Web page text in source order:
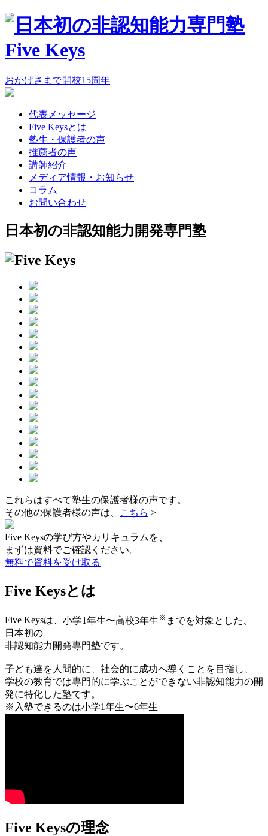
おかげさまで開校15周年
代表メッセージ
Five Keysとは
塾生・保護者の声
推薦者の声
講師紹介
メディア情報・お知らせ
コラム
お問い合わせ
日本初の非認知能力開発専門塾
これらはすべて塾生の保護者様の声です。
その他の保護者様の声は、
こちら >
Five Keysの学び方やカリキュラムを、
まずは資料でご確認ください。
無料で資料を受け取る
Five Keysとは
Five Keysは、 小学1年生〜高校3年生 ※ までを対象とした、
日本初の
非認知能力開発専門塾です。
子ども達を人間的に、社会的に成功へ導くことを目指し、
学校の教育では専門的に学ぶことができない非認知能力の開
発に特化した塾です。
※入塾できるのは小学1年生〜6年生
Five Keysの理念